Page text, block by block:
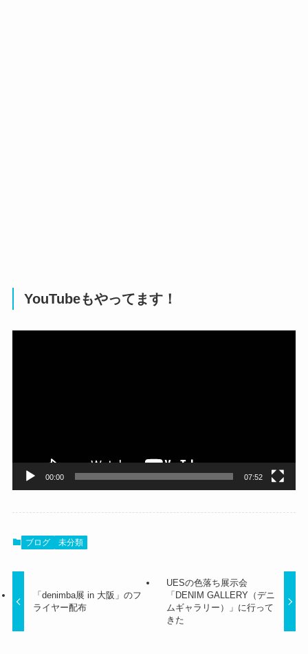
YouTubeもやってます！
00:00 07:52
ブログ 未分類
「denimba展 in 大阪」のフ
ライヤー配布
UESの色落ち展示会
「DENIM GALLERY（デニ
ムギャラリー）」に行って
きた